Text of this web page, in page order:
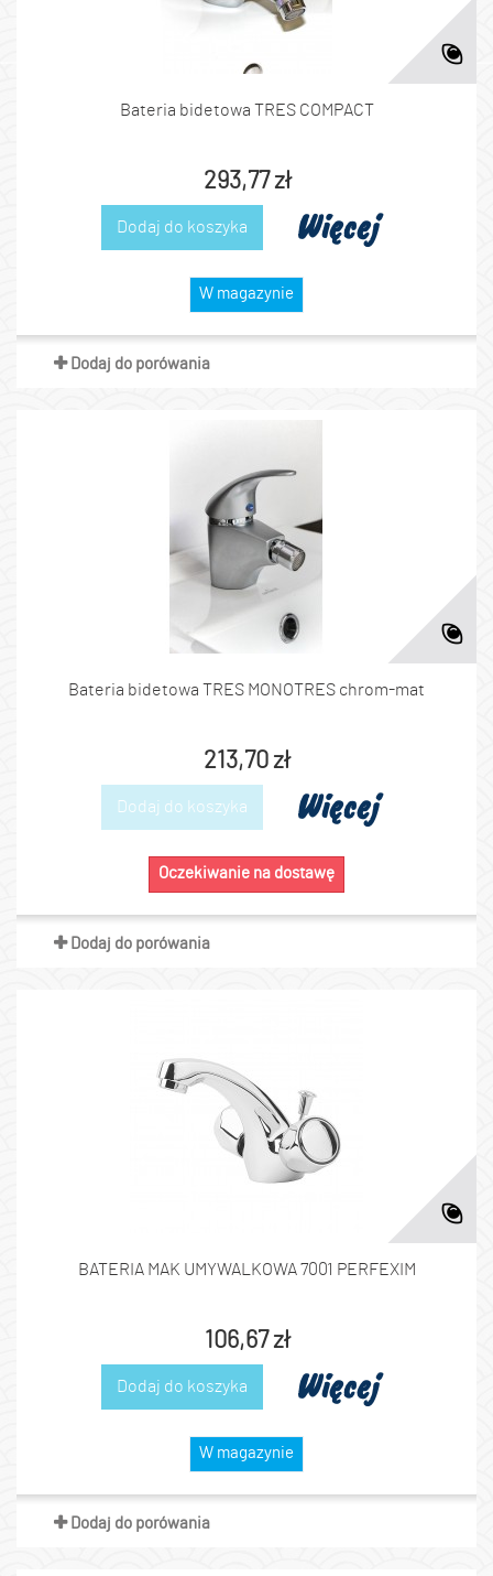
Bateria bidetowa TRES COMPACT
293,77 zł
Dodaj do koszyka Więcej
W magazynie
Dodaj do porówania
Bateria bidetowa TRES MONOTRES chrom-mat
213,70 zł
Dodaj do koszyka Więcej
Oczekiwanie na dostawę
Dodaj do porówania
BATERIA MAK UMYWALKOWA 7001 PERFEXIM
106,67 zł
Dodaj do koszyka Więcej
W magazynie
Dodaj do porówania